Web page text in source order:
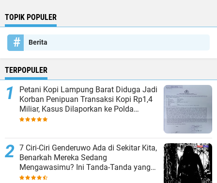
TOPIK POPULER
Berita
TERPOPULER
Petani Kopi Lampung Barat Diduga Jadi
Korban Penipuan Transaksi Kopi Rp1,4
Miliar, Kasus Dilaporkan ke Polda
Lampung
7 Ciri-Ciri Genderuwo Ada di Sekitar Kita,
Benarkah Mereka Sedang
Mengawasimu? Ini Tanda-Tanda yang
Sering Diabaikan